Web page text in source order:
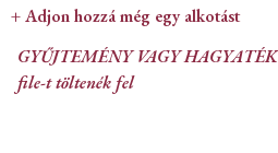
+ Adjon hozzá még egy alkotást
GYŰJTEMÉNY VAGY
file-t töltenék fel